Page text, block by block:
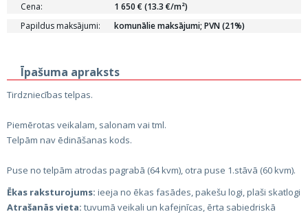
Cena:
1 650 € (13.3 €/m²)
Papildus maksājumi:
komunālie maksājumi; PVN (21%)
Īpašuma apraksts
Tirdzniecības telpas.
Piemērotas veikalam, salonam vai tml.
Telpām nav ēdināšanas kods.
Puse no telpām atrodas pagrabā (64 kvm), otra puse 1.stāvā (60 kvm).
Ēkas raksturojums: ieeja no ēkas fasādes, pakešu logi, plaši skatlogi
Atrašanās vieta: tuvumā veikali un kafejnīcas, ērta sabiedriskā